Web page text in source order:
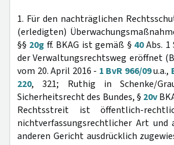
1. Für den nachträglichen
(erledigten)
§§ 20g ff. BKAG ist gemäß § 40Abs. 1
der Verwaltungsrechtsweg eröffnet
vom 20. April 2016 - 1 BvR 966/09u.a.,
220, 321; Ruthig in Schenke/
Sicherheitsrecht des Bundes, § 20v
Rechtsstreit ist öffentlich-
nichtverfassungsrechtlicher Art und
anderen Gericht ausdrücklich